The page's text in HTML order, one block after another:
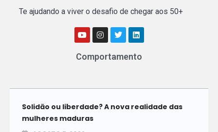
Te ajudando a viver o desafio de chegar aos 50+
Comportamento
Solidão ou liberdade? A nova realidade das
mulheres maduras